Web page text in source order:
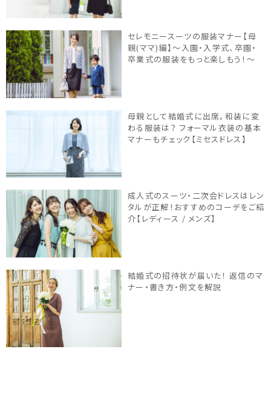
セレモニースーツの服装マナー【母
親(ママ)編】～入園・入学式、卒園・
卒業式の服装をもっと楽しもう！～
母親として結婚式に出席。和装に変
わる服装は？ フォーマル衣装の基本
マナーもチェック【ミセスドレス】
成人式のスーツ・二次会ドレスはレン
タルが正解！おすすめのコーデをご紹
介【レディース / メンズ】
結婚式の招待状が届いた！ 返信のマ
ナー・書き方・例文を解説